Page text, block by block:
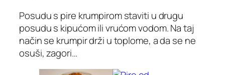
Posudu s pire krumpirom staviti u drugu
posudu s kipućom ili vrućom vodom. Na taj
način se krumpir drži u toplome, a da se ne
osuši, zagori…